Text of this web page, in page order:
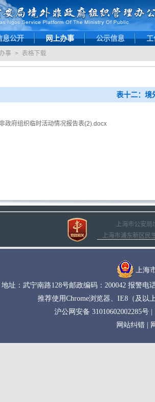
息公开 网上办事 公示信息 工
事 > 表格下载
表十二：境
政府组织临时活动情况报告表(2).docx
上海市公安局
上海市浦东新区民